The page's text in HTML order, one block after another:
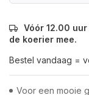
Vóór 12.00
de koerier mee.
Bestel vandaag =
Voor een mooie